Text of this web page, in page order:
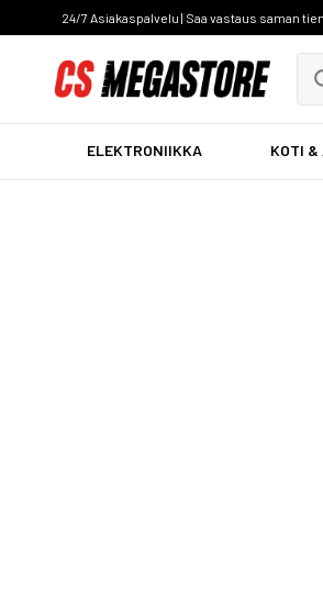
24/7 Asiakaspalvelu | Saa vastaus saman
ELEKTRONIIKKA KOTI &